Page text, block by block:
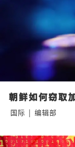
朝鲜如何窃取
国际 | 编辑部